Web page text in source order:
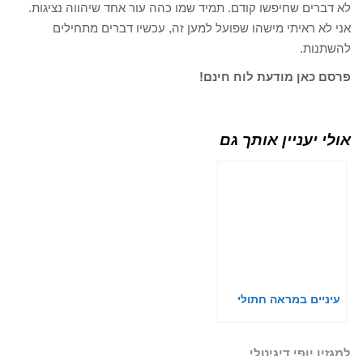
לא דברים שחיפשו קודם. תמיד שמו כהה עור אחד שיהווה נציגות.
אני לא ראיתי מישהו שפועל למען זה, עכשיו דברים מתחילים
להשתנות.
פרסם כאן מודעת לוח חינם!
אולי יעניין אותך גם
עיניים במראה חתולי
למגזין יופי דיגיטלי